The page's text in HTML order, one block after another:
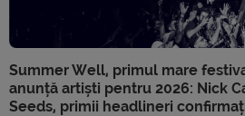
Summer Well, primul mare
anunță artiști pentru 2026: Nick
Seeds, primii headlineri